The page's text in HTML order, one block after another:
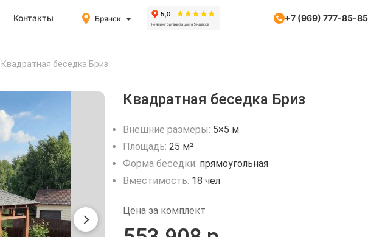
Контакты Брянск +7 (969) 777-85-85
Квадратная беседка Бриз
Квадратная беседка Бриз
Внешние размеры: 5×5 м
Площадь:25 м²
Форма беседки: прямоугольная
Вместимость: 18 чел
Цена за комплект